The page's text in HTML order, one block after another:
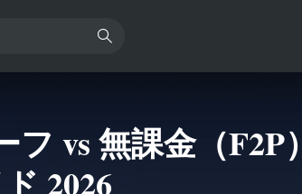
vs 無課金（F2P
2026